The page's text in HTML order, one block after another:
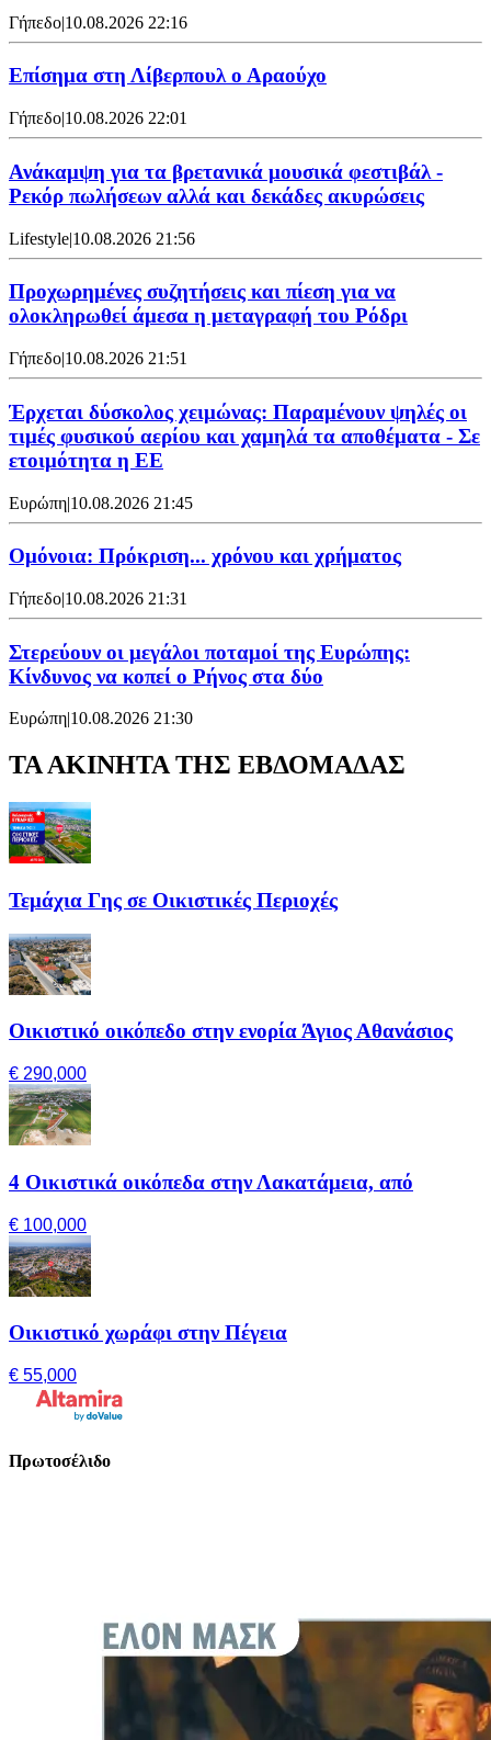
Γήπεδο|10.08.2026 22:16
Επίσημα στη Λίβερπουλ ο Αραούχο
Γήπεδο|10.08.2026 22:01
Ανάκαμψη για τα βρετανικά μουσικά φεστιβάλ -
Ρεκόρ πωλήσεων αλλά και δεκάδες ακυρώσεις
Lifestyle|10.08.2026 21:56
Προχωρημένες συζητήσεις και πίεση για να
ολοκληρωθεί άμεσα η μεταγραφή του Ρόδρι
Γήπεδο|10.08.2026 21:51
Έρχεται δύσκολος χειμώνας: Παραμένουν ψηλές οι
τιμές φυσικού αερίου και χαμηλά τα αποθέματα - Σε
ετοιμότητα η ΕΕ
Ευρώπη|10.08.2026 21:45
Ομόνοια: Πρόκριση... χρόνου και χρήματος
Γήπεδο|10.08.2026 21:31
Στερεύουν οι μεγάλοι ποταμοί της Ευρώπης:
Κίνδυνος να κοπεί ο Ρήνος στα δύο
Ευρώπη|10.08.2026 21:30
ΤΑ ΑΚΙΝΗΤΑ ΤΗΣ ΕΒΔΟΜΑΔΑΣ
Τεμάχια Γης σε Οικιστικές Περιοχές
Οικιστικό οικόπεδο στην ενορία Άγιος Αθανάσιος
€ 290,000
4 Οικιστικά οικόπεδα στην Λακατάμεια, από
€ 100,000
Οικιστικό χωράφι στην Πέγεια
€ 55,000
Πρωτοσέλιδο